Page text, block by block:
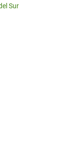
Sur